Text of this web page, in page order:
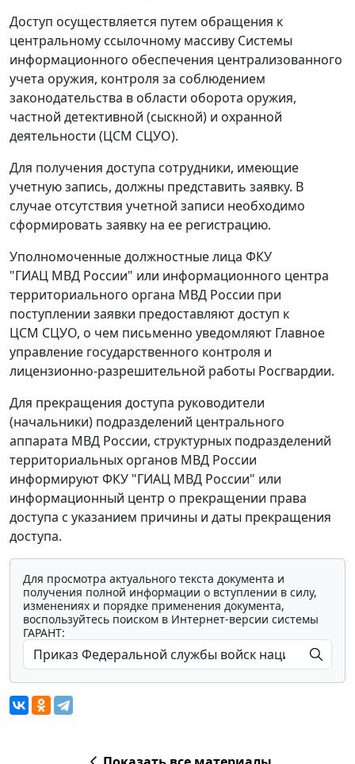
Доступ осуществляется путем обращения к
центральному ссылочному массиву Системы
информационного обеспечения централизованного
учета оружия, контроля за соблюдением
законодательства в области оборота оружия,
частной детективной (сыскной) и охранной
деятельности (ЦСМ СЦУО).
Для получения доступа сотрудники, имеющие
учетную запись, должны представить заявку. В
случае отсутствия учетной записи необходимо
сформировать заявку на ее регистрацию.
Уполномоченные должностные лица ФКУ
"ГИАЦ МВД России" или информационного центра
территориального органа МВД России при
поступлении заявки предоставляют доступ к
ЦСМ СЦУО, о чем письменно уведомляют Главное
управление государственного контроля и
лицензионно-разрешительной работы Росгвардии.
Для прекращения доступа руководители
(начальники) подразделений центрального
аппарата МВД России, структурных подразделений
территориальных органов МВД России
информируют ФКУ "ГИАЦ МВД России" или
информационный центр о прекращении права
доступа с указанием причины и даты прекращения
доступа.
Для просмотра актуального текста документа и
получения полной информации о вступлении в силу,
изменениях и порядке применения документа,
воспользуйтесь поиском в Интернет-версии системы
ГАРАНТ: